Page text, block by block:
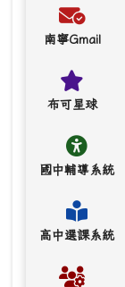
南寧Gmail
布可星球
國中輔導系統
高中選課系統